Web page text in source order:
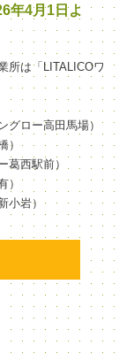
年4月1日よ
所は「LITALICOワ
グロー高田馬場）
）
葛西駅前）
）
小岩）